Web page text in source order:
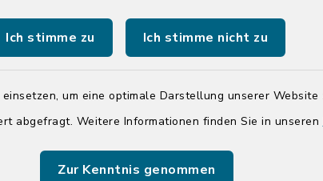
Ich stimme zu Ich stimme nicht zu
um eine optimale Darstellung unserer
abgefragt. Weitere Informationen finden Sie in unseren
Zur Kenntnis genommen
youtube
Quicklinks
Kreis Segeberg